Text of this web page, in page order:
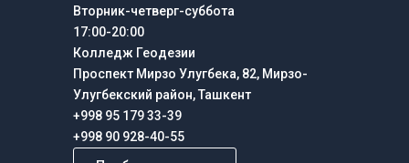
Вторник-четверг-суббота
17:00-20:00
Колледж Геодезии
Проспект Мирзо Улугбека, 82, Мирзо-
Улугбекский район, Ташкент
+998 95 179 33-39
+998 90 928-40-55